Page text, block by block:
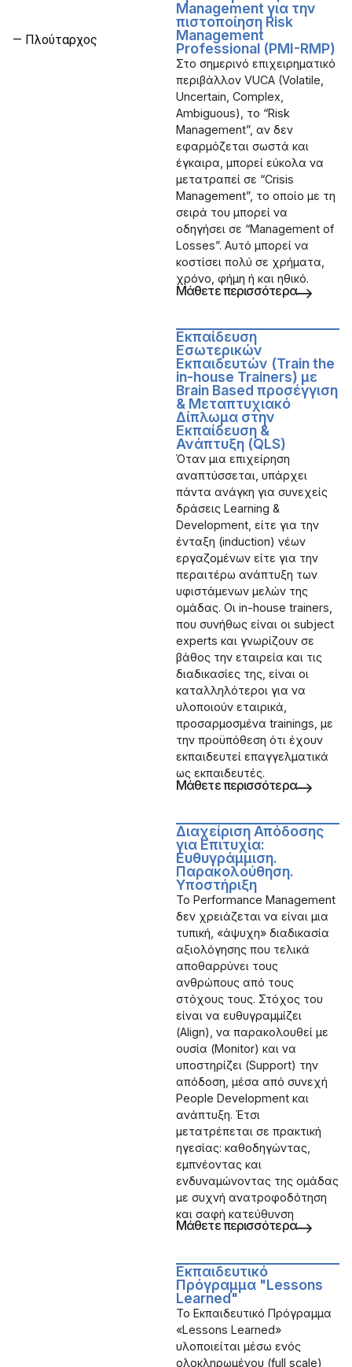
— Πλούταρχος
Management για την
πιστοποίηση Risk
Management
Professional (PMI-RMP)
Στο σημερινό επιχειρηματικό
περιβάλλον VUCA (Volatile,
Uncertain, Complex,
Ambiguous), το “Risk
Management”, αν δεν
εφαρμόζεται σωστά και
έγκαιρα, μπορεί εύκολα να
μετατραπεί σε “Crisis
Management”, το οποίο με τη
σειρά του μπορεί να
οδηγήσει σε “Management of
Losses”. Αυτό μπορεί να
κοστίσει πολύ σε χρήματα,
χρόνο, φήμη ή και ηθικό.
Μάθετε περισσότερα
Εκπαίδευση
Εσωτερικών
Εκπαιδευτών (Train the
in-house Trainers) με
Brain Based προσέγγιση
& Μεταπτυχιακό
Δίπλωμα στην
Εκπαίδευση &
Ανάπτυξη (QLS)
Όταν μια επιχείρηση
αναπτύσσεται, υπάρχει
πάντα ανάγκη για συνεχείς
δράσεις Learning &
Development, είτε για την
ένταξη (induction) νέων
εργαζομένων είτε για την
περαιτέρω ανάπτυξη των
υφιστάμενων μελών της
ομάδας. Οι in-house trainers,
που συνήθως είναι οι subject
experts και γνωρίζουν σε
βάθος την εταιρεία και τις
διαδικασίες της, είναι οι
καταλληλότεροι για να
υλοποιούν εταιρικά,
προσαρμοσμένα trainings, με
την προϋπόθεση ότι έχουν
εκπαιδευτεί επαγγελματικά
ως εκπαιδευτές.
Μάθετε περισσότερα
Διαχείριση Απόδοσης
για Επιτυχία:
Ευθυγράμμιση.
Παρακολούθηση.
Υποστήριξη
Το Performance Management
δεν χρειάζεται να είναι μια
τυπική, «άψυχη» διαδικασία
αξιολόγησης που τελικά
αποθαρρύνει τους
ανθρώπους από τους
στόχους τους. Στόχος του
είναι να ευθυγραμμίζει
(Align), να παρακολουθεί με
ουσία (Monitor) και να
υποστηρίζει (Support) την
απόδοση, μέσα από συνεχή
People Development και
ανάπτυξη. Έτσι
μετατρέπεται σε πρακτική
ηγεσίας: καθοδηγώντας,
εμπνέοντας και
ενδυναμώνοντας της ομάδας
με συχνή ανατροφοδότηση
και σαφή κατεύθυνση
Μάθετε περισσότερα
Εκπαιδευτικό
Πρόγραμμα "Lessons
Learned"
Το Εκπαιδευτικό Πρόγραμμα
«Lessons Learned»
υλοποιείται μέσω ενός
ολοκληρωμένου (full scale)